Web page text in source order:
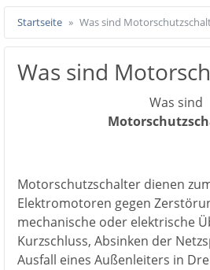
Startseite Was sind
Was sind
Was sind
Motorschutzschalter dienen
Elektromotoren gegen
mechanische oder elektrische
Kurzschluss, Absinken der
Ausfall eines Außenleiters in